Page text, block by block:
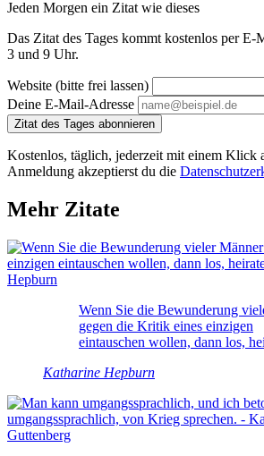
Jeden Morgen ein Zitat wie dieses
Das Zitat des Tages kommt kostenlos per
3 und 9 Uhr.
Website (bitte frei lassen)
Deine E-Mail-Adresse
Zitat des Tages abonnieren
Kostenlos, täglich, jederzeit mit einem Klick
Anmeldung akzeptierst du die
Mehr Zitate
Wenn Sie die Bewunderung
gegen die Kritik eines einzigen
eintauschen wollen, dann los,
Katharine Hepburn